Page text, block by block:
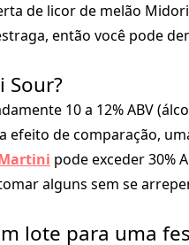
de licor de melão
então você pode
Sour?
10 a 12% ABV
efeito de comparação,
pode exceder 30%
alguns sem se
lote para uma